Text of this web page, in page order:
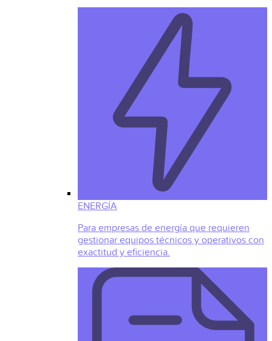
ENERGÍA
Para empresas de energía que requieren
gestionar equipos técnicos y operativos con
exactitud y eficiencia.